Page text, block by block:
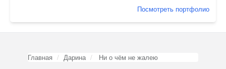
Посмотреть портфолио
Главная Дарина Ни о чём не жалею